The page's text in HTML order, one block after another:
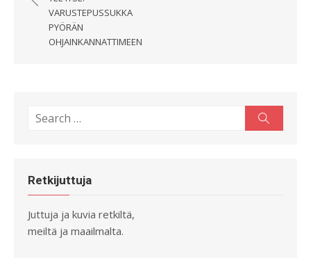
VARUSTEPUSSUKKA
PYÖRÄN
OHJAINKANNATTIMEEN
Search
Retkijuttuja
Juttuja ja kuvia retkiltä,
meiltä ja maailmalta.